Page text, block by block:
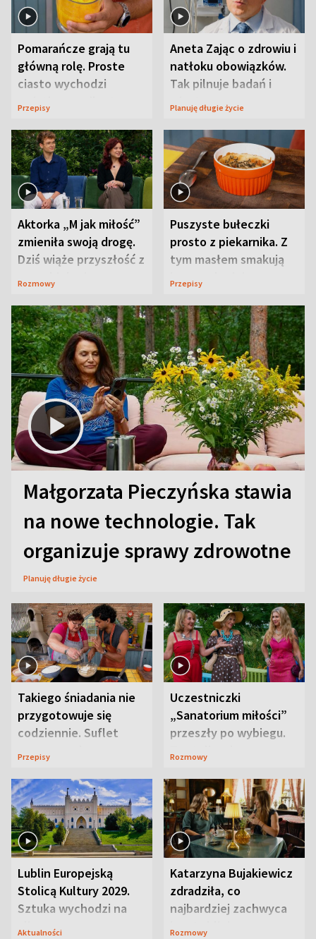
Pomarańcze grają tu
główną rolę. Proste
ciasto wychodzi
wyjątkowo wilgotne
Przepisy
Aneta Zając o zdrowiu i
natłoku obowiązków.
Tak pilnuje badań i
wizyt
Planuję długie życie
Aktorka „M jak miłość”
zmieniła swoją drogę.
Dziś wiąże przyszłość z
neurobiologią
Rozmowy
Puszyste bułeczki
prosto z piekarnika. Z
tym masłem smakują
jeszcze lepiej
Przepisy
Małgorzata Pieczyńska stawia
na nowe technologie. Tak
organizuje sprawy zdrowotne
Planuję długie życie
Takiego śniadania nie
przygotowuje się
codziennie. Suflet
serowy zachwyca
Przepisy
Uczestniczki
„Sanatorium miłości”
przeszły po wybiegu.
Te stylizacje
Rozmowy
Lublin Europejską
Stolicą Kultury 2029.
Sztuka wychodzi na
ulice
Aktualności
Katarzyna Bujakiewicz
zdradziła, co
najbardziej zachwyca
ją w Lublinie
Rozmowy